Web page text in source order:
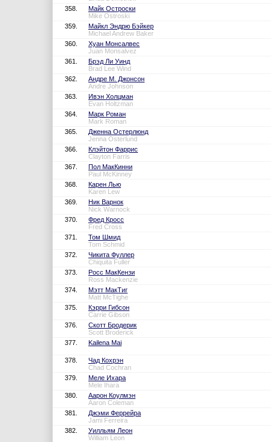
358.
Майк Остроски
Mike Ostroski
359.
Майкл Эндрю Бэйкер
Michael Andrew Baker
360.
Хуан Монсалвес
Juan Monsalvez
361.
Брэд Ли Уинд
Brad Lee Wind
362.
Андре М. Джонсон
Andre Johnson
363.
Ивэн Холцман
Evan Holtzman
364.
Марк Роман
Mark Roman
365.
Дженна Остерлюнд
Jenna Osterlund
366.
Клэйтон Фаррис
Clayton Farris
367.
Пол МакКинни
Paul McKinney
368.
Карен Лью
Karen Lew
369.
Ник Варнок
Nick Warnock
370.
Фред Кросс
Fred Cross
371.
Том Шмид
Tom Schmid
372.
Чикита Фуллер
Chiquita Fuller
373.
Росс МакКензи
Ross Mackenzie
374.
Мэтт МакТиг
Matt McTighe
375.
Кэрри Гибсон
Carrie Gibson
376.
Скотт Бродерик
Scott Broderick
377.
Kailena Mai
378.
Чад Кохрэн
Chad Cochran
379.
Меле Ихара
Mele Ihara
380.
Аарон Коулмэн
Aaron Coleman
381.
Джэми Феррейра
Jami Ferreira
382.
Уилльям Леон
William Leon